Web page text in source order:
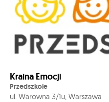
Kraina Emocji
Przedszkole
ul. Warowna 3/1u, Warszawa